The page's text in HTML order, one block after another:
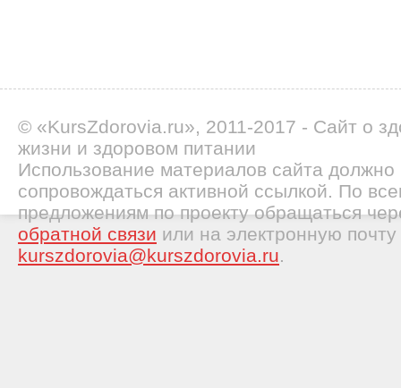
© «KursZdorovia.ru», 2011-2017 - Сайт о
жизни и здоровом питании
Использование материалов сайта должно
сопровождаться активной ссылкой. По
предложениям по проекту обращаться
обратной связи или на электронную почту
kurszdorovia@kurszdorovia.ru.